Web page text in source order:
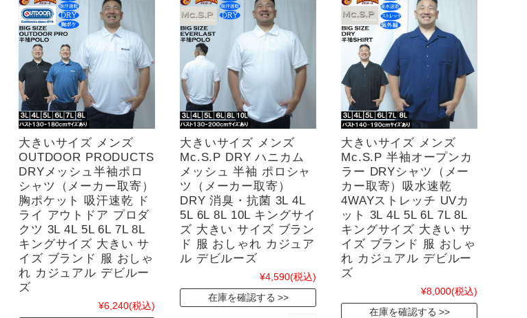
大きいサイズ メンズ
OUTDOOR PRODUCTS
DRYメッシュ半袖ポロ
シャツ（メーカー取寄）
胸ポケット 吸汗速乾 ド
ライ アウトドア プロダ
クツ 3L 4L 5L 6L 7L 8L
キングサイズ 大きい サ
イズ ブランド 服 おしゃ
れ カジュアル デビルー
ズ
¥6,240(税込)
大きいサイズ メンズ
Mc.S.P DRY ハニカム
メッシュ 半袖 ポロシャ
ツ（メーカー取寄）
DRY 消臭・抗菌 3L 4L
5L 6L 8L 10L キングサイ
ズ 大きい サイズ ブラン
ド 服 おしゃれ カジュア
ル デビルーズ
¥4,590(税込)
在庫を確認する
大きいサイズ メンズ
Mc.S.P 半袖オープンカ
ラー DRYシャツ（メー
カー取寄）吸水速乾
4WAYストレッチ UVカ
ット 3L 4L 5L 6L 7L 8L
キングサイズ 大きい サ
イズ ブランド 服 おしゃ
れ カジュアル デビルー
ズ
¥8,000(税込)
在庫を確認する